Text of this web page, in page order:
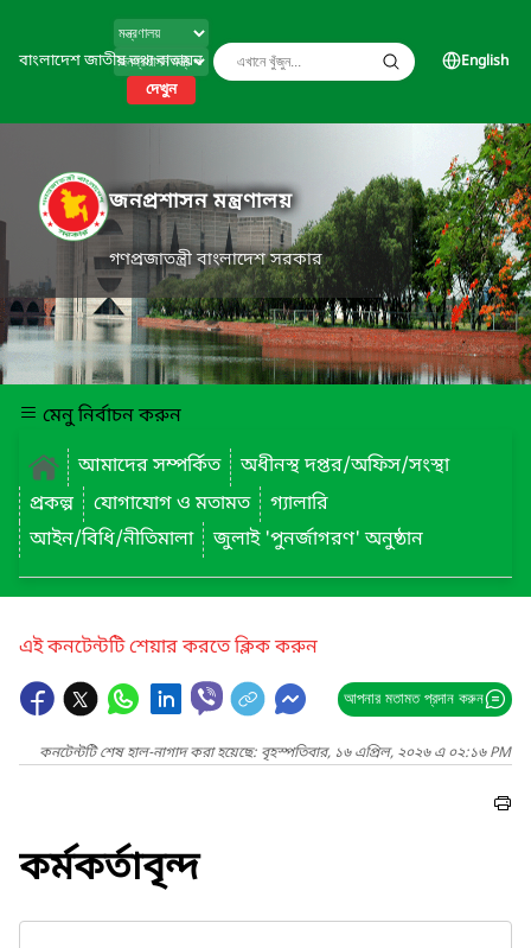
বাংলাদেশ জাতীয় তথ্য বাতায়ন
দেখুন
English
জনপ্রশাসন মন্ত্রণালয়
গণপ্রজাতন্ত্রী বাংলাদেশ সরকার
মেনু নির্বাচন করুন
আমাদের সম্পর্কিত
অধীনস্থ দপ্তর/অফিস/সংস্থা
প্রকল্প
যোগাযোগ ও মতামত
গ্যালারি
আইন/বিধি/নীতিমালা
জুলাই 'পুনর্জাগরণ' অনুষ্ঠান
এই কনটেন্টটি শেয়ার করতে ক্লিক করুন
আপনার মতামত প্রদান করুন
কনটেন্টটি শেষ হাল-নাগাদ করা হয়েছে: বৃহস্পতিবার, ১৬ এপ্রিল, ২০২৬ এ ০২:১৬ PM
কর্মকর্তাবৃন্দ